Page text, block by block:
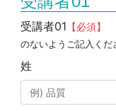
受講者01 【必須】
のないようご記入くだ
姓